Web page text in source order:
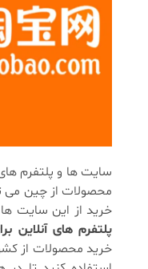
سایت ها و پلتفرم
محصولات از چین می
خرید از این سایت
پلتفرم های آنلاین
خرید محصولات از